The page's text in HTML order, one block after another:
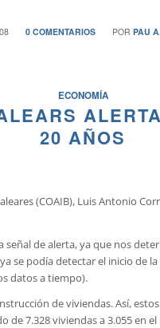
0 COMENTARIOS
/ PORPAU
ECONOMÍA
20 AÑOS
(COAIB), Luis Antonio
de alerta, ya que nos
se podía detectar el inicio de
datos a tiempo).
de viviendas. Así,
de 7.328 viviendas a 3.055 en